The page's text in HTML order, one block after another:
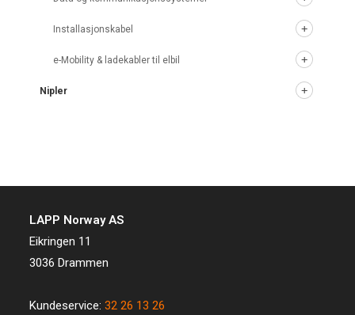
Installasjonskabel
e-Mobility & ladekabler til elbil
Nipler
LAPP Norway AS
Eikringen 11
3036 Drammen
Kundeservice:32 26 13 26